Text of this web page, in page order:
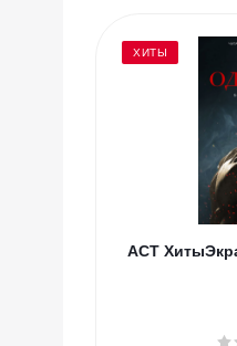
ХИТЫ
АСТ